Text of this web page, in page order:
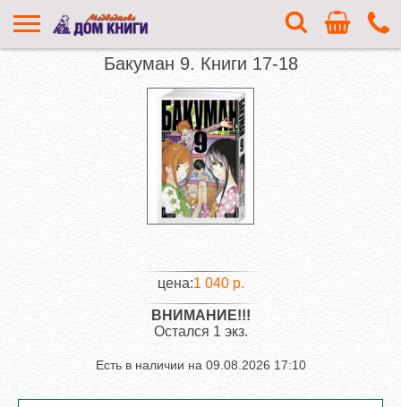
Бакуман 9. Книги 17-18
цена:1 040 р.
ВНИМАНИЕ!!!
Остался 1 экз.
Есть в наличии на 09.08.2026 17:10